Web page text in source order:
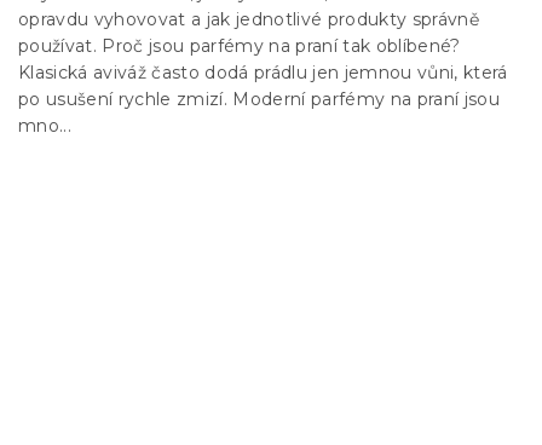
opravdu vyhovovat a jak jednotlivé produkty správně
používat. Proč jsou parfémy na praní tak oblíbené?
Klasická aviváž často dodá prádlu jen jemnou vůni, která
po usušení rychle zmizí. Moderní parfémy na praní jsou
mno...